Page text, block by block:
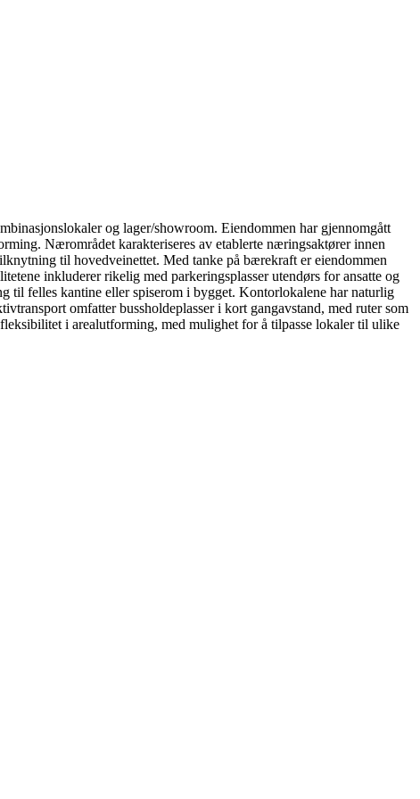
og lager/showroom. Eiendommen har gjennomgått
Nærområdet karakteriseres av etablerte næringsaktører innen
til hovedveinettet. Med tanke på bærekraft er eiendommen
inkluderer rikelig med parkeringsplasser utendørs for ansatte og
til felles kantine eller spiserom i bygget. Kontorlokalene har naturlig
omfatter bussholdeplasser i kort gangavstand, med ruter som
i arealutforming, med mulighet for å tilpasse lokaler til ulike